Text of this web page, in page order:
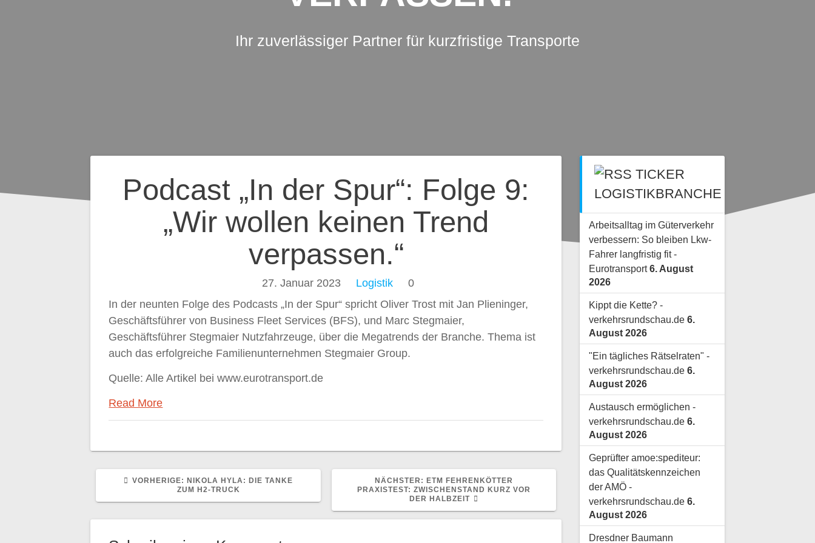
Ihr zuverlässiger Partner für kurzfristige Transporte
Podcast „In der Spur“: Folge 9:
„Wir wollen keinen Trend
verpassen.“
27. Januar 2023 Logistik
0
In der neunten Folge des Podcasts „In der Spur“ spricht Oliver Trost mit Jan Plieninger,
Geschäftsführer von Business Fleet Services (BFS), und Marc Stegmaier,
Geschäftsführer Stegmaier Nutzfahrzeuge, über die Megatrends der Branche. Thema ist
auch das erfolgreiche Familienunternehmen Stegmaier Group.
Quelle: Alle Artikel bei www.eurotransport.de
Read More
Beitragsnavigation
VORHERIGE: VORHERIGER
BEITRAG:
NIKOLA HYLA: DIE TANKE
ZUM H2-TRUCK
NÄCHSTER: NÄCHSTER
BEITRAG:
ETM FEHRENKÖTTER
PRAXISTEST: ZWISCHENSTAND KURZ VOR
DER HALBZEIT
TICKER
LOGISTIKBRANCHE
Arbeitsalltag im Güterverkehr
verbessern: So bleiben Lkw-
Fahrer langfristig fit -
Eurotransport 6. August
2026
Kippt die Kette? -
verkehrsrundschau.de 6.
August 2026
"Ein tägliches Rätselraten" -
verkehrsrundschau.de 6.
August 2026
Austausch ermöglichen -
verkehrsrundschau.de 6.
August 2026
Geprüfter amoe:spediteur:
das Qualitätskennzeichen
der AMÖ -
verkehrsrundschau.de 6.
August 2026
Dresdner Baumann